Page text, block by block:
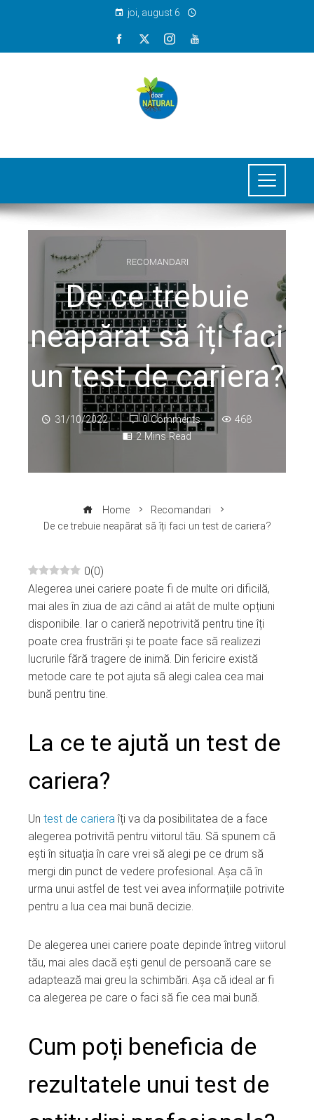
joi, august 6
RECOMANDARI
De ce trebuie
neapărat să îți faci
un test de cariera?
31/10/2022 0 Comments
468
2 Mins Read
Home
Recomandari
De ce trebuie neapărat să îți faci un test de cariera?
0(0)
Alegerea unei cariere poate fi de multe ori dificilă,
mai ales în ziua de azi când ai atât de multe opțiuni
disponibile. Iar o carieră nepotrivită pentru tine îți
poate crea frustrări și te poate face să realizezi
lucrurile fără tragere de inimă. Din fericire există
metode care te pot ajuta să alegi calea cea mai
bună pentru tine.
La ce te ajută un test de
cariera?
Un test de carieraîți va da posibilitatea de a face
alegerea potrivită pentru viitorul tău. Să spunem că
ești în situația în care vrei să alegi pe ce drum să
mergi din punct de vedere profesional. Așa că în
urma unui astfel de test vei avea informațiile potrivite
pentru a lua cea mai bună decizie.
De alegerea unei cariere poate depinde întreg viitorul
tău, mai ales dacă ești genul de persoană care se
adaptează mai greu la schimbări. Așa că ideal ar fi
ca alegerea pe care o faci să fie cea mai bună.
Cum poți beneficia de
rezultatele unui test de